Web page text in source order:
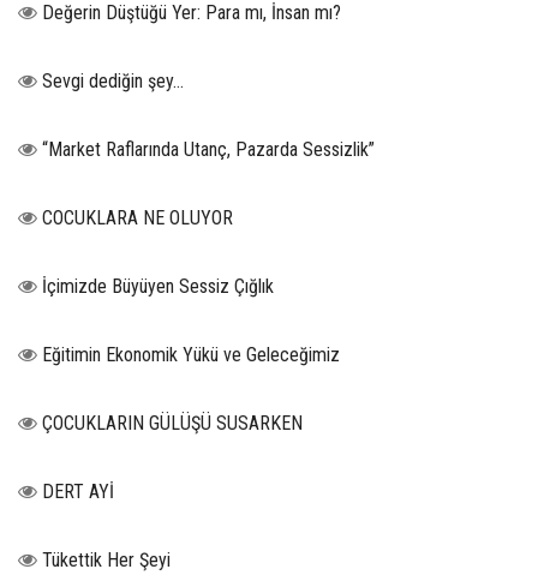
Değerin Düştüğü Yer: Para mı, İnsan mı?
Sevgi dediğin şey…
“Market Raflarında Utanç, Pazarda Sessizlik”
COCUKLARA NE OLUYOR
İçimizde Büyüyen Sessiz Çığlık
Eğitimin Ekonomik Yükü ve Geleceğimiz
ÇOCUKLARIN GÜLÜŞÜ SUSARKEN
DERT AYİ
Tükettik Her Şeyi